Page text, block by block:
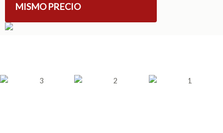
MISMO PRECIO